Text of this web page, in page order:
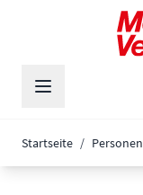
Zum Inhalt springen
Startseite / Personen